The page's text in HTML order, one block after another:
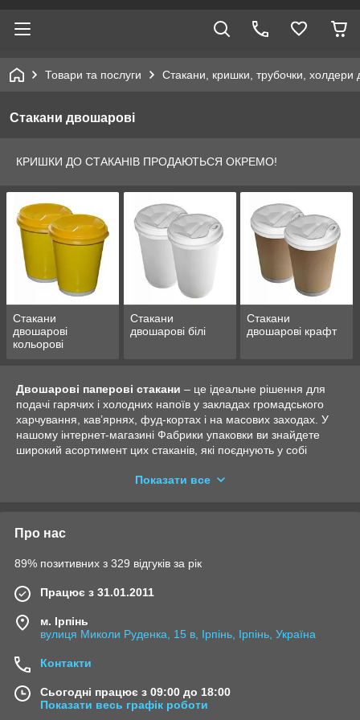
Товари та послуги Стакани, кришки, трубочки, холдери
Стакани двошарові
КРИШКИ ДО СТАКАНІВ ПРОДАЮТЬСЯ ОКРЕМО!
Стакани
двошарові
кольорові
Стакани
двошарові білі
Стакани
двошарові крафт
Двошарові паперові стакани – це ідеальне рішення для
подачі гарячих і холодних напоїв у закладах громадського
харчування, кав’ярнях, фуд-кортах і на масових заходах. У
нашому інтернет-магазині Фабрики упаковки ви знайдете
широкий асортимент цих стаканів, які поєднують у собі
Особливості двошарових стаканів:
чай залишаються теплими довше, а холодні коктейлі чи
Захист рук від опіків – зовнішній шар стакана створює
Естетика і можливість брендування
Двошарові стакани можна оформити в різноманітних
дизайнах: від мінімалістичних однотонних варіантів до
індивідуального друку з логотипами або тематичними
ілюстраціями. Ця можливість дозволяє підкреслити
Показати все
Про нас
89% позитивних з 329 відгуків за рік
Працює з 31.01.2011
м. Ірпінь
вулиця Миколи Руденка, 15 в, Ірпінь, Ірпінь, Україна
Контакти
Сьогодні працює з 09:00 до 18:00
Показати весь графік роботи